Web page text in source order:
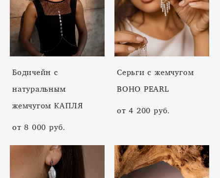
Бодичейн с
натуральным
жемчугом КАПЛЯ
от 8 000 pуб.
Серьги с жемчугом
BOHO PEARL
от 4 200 pуб.